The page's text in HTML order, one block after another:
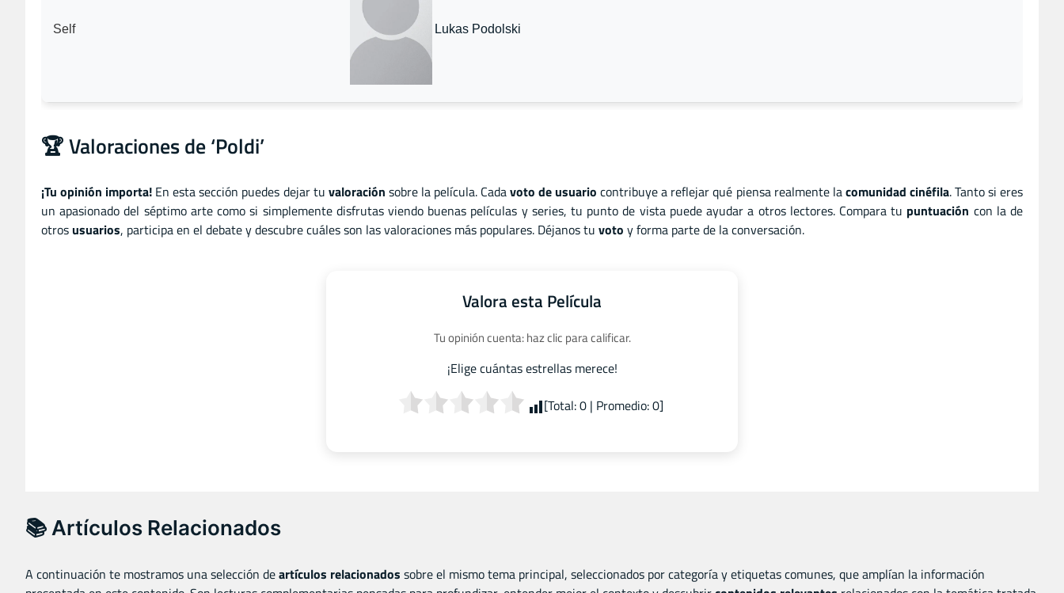
Self Lukas Podolski
🏆 Valoraciones de ‘Poldi’
¡Tu opinión importa! En esta sección puedes dejar tu valoración sobre la película. Cadavoto de usuario contribuye a reflejar qué piensa realmente lacomunidad cinéfila. Tanto si eres
un apasionado del séptimo arte como si simplemente disfrutas viendo buenas películas y series, tu punto de vista puede ayudar a otros lectores. Compara tu puntuación con la de
otros usuarios, participa en el debate y descubre cuáles son las valoraciones más populares. Déjanos tu voto y forma parte de la conversación.
Valora esta Película
Tu opinión cuenta: haz clic para calificar.
¡Elige cuántas estrellas merece!
[Total:0| Promedio:0]
📚 Artículos Relacionados
A continuación te mostramos una selección deartículos relacionados sobre el mismo tema principal, seleccionados por categoría y etiquetas comunes, que amplían la información